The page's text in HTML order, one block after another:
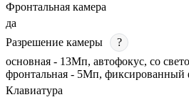
Фронтальная камера
да
Разрешение камеры
?
основная - 13Мп, автофокус, со
фронтальная - 5Мп, фиксированный
Клавиатура